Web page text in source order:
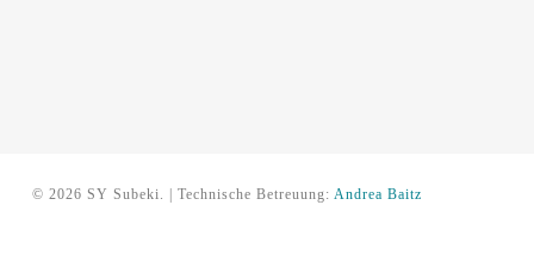
© 2026 SY Subeki. | Technische Betreuung: Andrea Baitz